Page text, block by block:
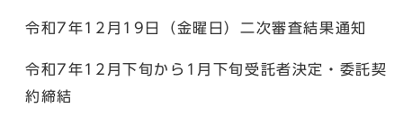
令和7年12月19日（金曜日）二次審査結果通知
令和7年12月下旬から1月下旬受託者決定・委託契
約締結